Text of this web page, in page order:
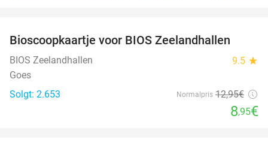
Bioscoopkaartje voor BIOS Zeelandhallen
BIOS Zeelandhallen 9.5 star
Goes
Solgt: 2.653
Normalpris 12,95€
8,95€